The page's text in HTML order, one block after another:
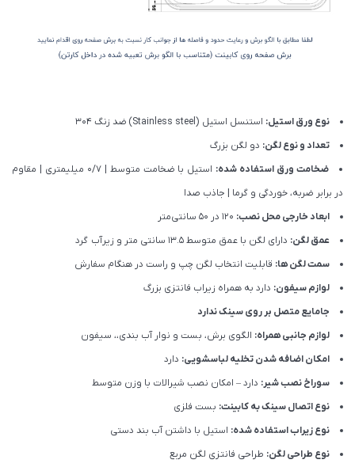
نوع ورق استیل: استنسل استیل (Stainless steel) ضد زنگ 304
تعداد و نوع لگن: دو لگن بزرگ
ضخامت ورق استفاده شده:
استیل با ضخامت متوسط | 0/7 میلیمتری | مقاوم
در برابر ضربه، خوردگی و گرما | جاذب صدا
ابعاد خارجی محل نصب:
عمق لگن: دارای لگن با عمق متوسط 13.5 سانتی متر و زیرآب گرد
سمت لگن ها: قابلیت انتخاب لگن چپ و راست در هنگام سفارش
لوازم سیفون: دارد به همراه زیراب فانتزی بزرگ
جامایع متصل بر روی سینک ندارد
لوازم جانبی همراه: الگوی برش، بست و نوار آب بندی،، سیفون
امکان اضافه شدن تخلیه لباسشویی: دارد
سوراخ نصب شیر: دارد – امکان نصب شیرالات با وزن متوسط
نوع اتصال سینک به کابینت: بست فلزی
نوع زیراب استفاده شده: استیل با داشتن آب بند دستی
نوع طراحی لگن: طراحی فانتزی لگن مربع